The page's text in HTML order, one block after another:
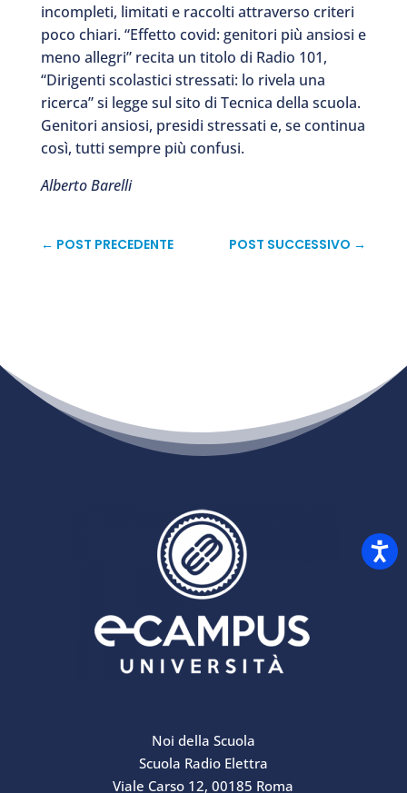
incompleti, limitati e raccolti attraverso criteri
poco chiari. “Effetto covid: genitori più ansiosi e
meno allegri” recita un titolo di Radio 101,
“Dirigenti scolastici stressati: lo rivela una
ricerca” si legge sul sito di Tecnica della scuola.
Genitori ansiosi, presidi stressati e, se continua
così, tutti sempre più confusi.
Alberto Barelli
← POST PRECEDENTE POST SUCCESSIVO →
Noi della Scuola
Scuola Radio Elettra
Viale Carso 12, 00185 Roma